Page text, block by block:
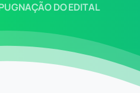
DO EDITAL